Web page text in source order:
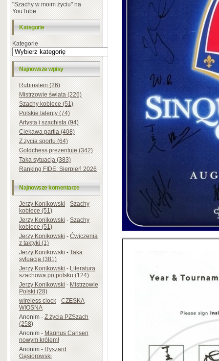
"Szachy w moim życiu" na
YouTube
Kategorie
Kategorie
Najnowsze wpisy
Rubinstein (26)
Mistrzowie świata (226)
Szachy kobiece (51)
Polskie talenty (74)
Artysta i szachista (94)
Ciekawa partia (408)
Z życia sportu (64)
Goldchess prezentuje (342)
Taka sytuacja (383)
Ranking FIDE: Sierpień 2026
Najnowsze komentarze
Jerzy Konikowski-Szachy
kobiece (51)
Jerzy Konikowski-Szachy
kobiece (51)
Jerzy Konikowski-Ćwiczenia
z taktyki (1)
Jerzy Konikowski-Taka
sytuacja (381)
Jerzy Konikowski-Literatura
szachowa po polsku (124)
Jerzy Konikowski-Mistrzowie
Polski (28)
wireless clock-CZESKA
WIOSNA
Anonim-Z życia PZSzach
(258)
Anonim-Magnus Carlsen
nowym królem!
Anonim-Ryszard
Gąsiorowski